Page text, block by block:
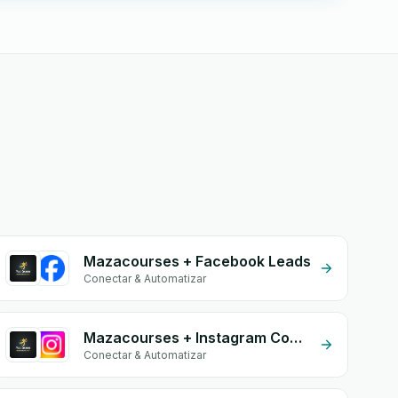
Mazacourses + Facebook Leads
Conectar & Automatizar
Mazacourses + Instagram Comment
Conectar & Automatizar